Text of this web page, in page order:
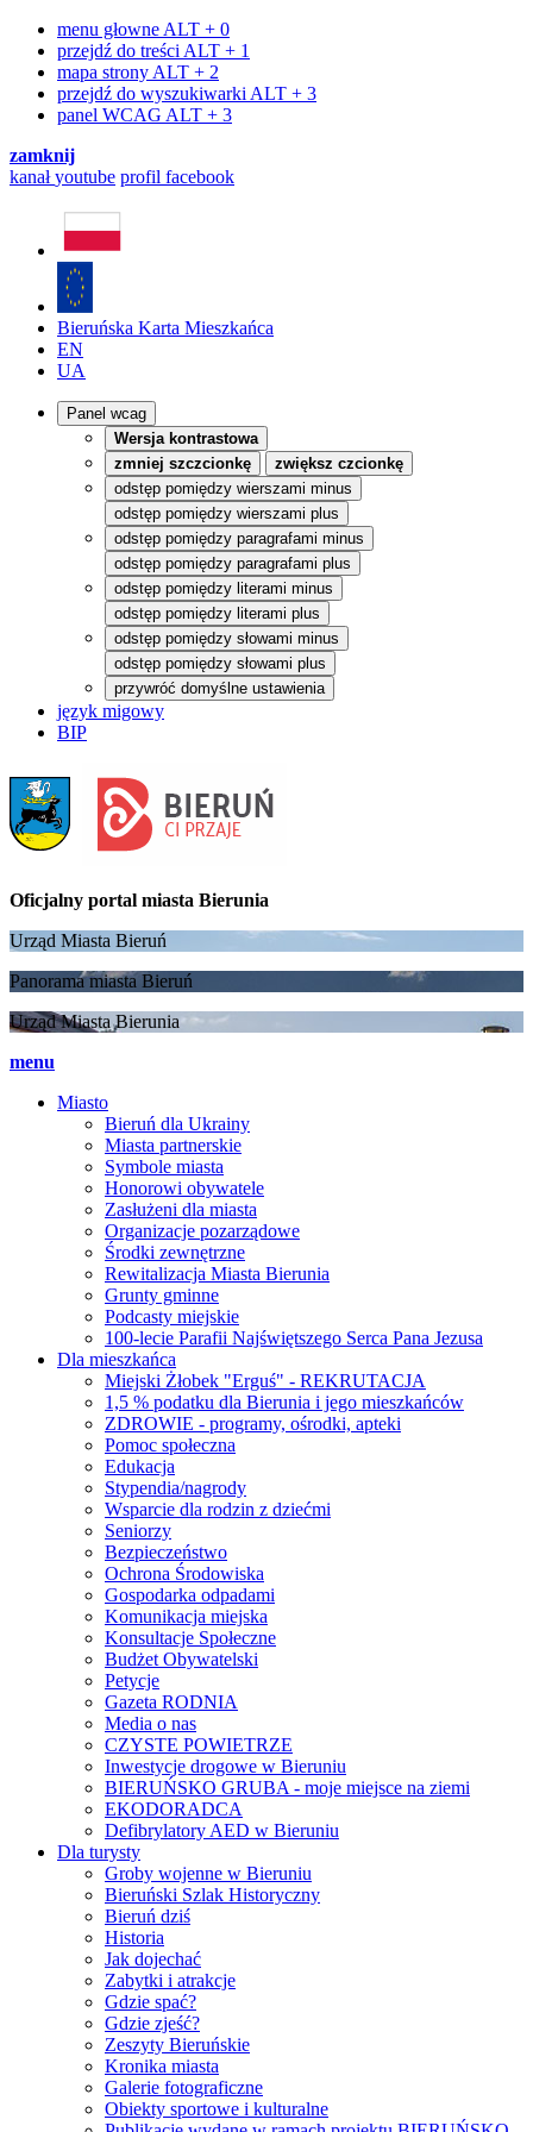
menu głowne ALT + 0
przejdź do treści ALT + 1
mapa strony ALT + 2
przejdź do wyszukiwarki ALT + 3
panel WCAG ALT + 3
zamknij
kanałyoutube profil facebook
Bieruńska Karta Mieszkańca
EN
UA
Panel wcag
Wersja kontrastowa
zmniej szczcionkę
zwiększ czcionkę
odstęp pomiędzy wierszami minus
odstęp pomiędzy wierszami plus
odstęp pomiędzy paragrafami minus
odstęp pomiędzy paragrafami plus
odstęp pomiędzy literami minus
odstęp pomiędzy literami plus
odstęp pomiędzy słowami minus
odstęp pomiędzy słowami plus
przywróć domyślne ustawienia
język migowy
BIP
Oficjalny portal miasta Bierunia
Urząd Miasta Bieruń
Panorama miasta Bieruń
Urząd Miasta Bierunia
menu
Miasto
Bieruń dla Ukrainy
Miasta partnerskie
Symbole miasta
Honorowi obywatele
Zasłużeni dla miasta
Organizacje pozarządowe
Środki zewnętrzne
Rewitalizacja Miasta Bierunia
Grunty gminne
Podcasty miejskie
100-lecie Parafii Najświętszego Serca Pana Jezusa
Dla mieszkańca
Miejski Żłobek "Erguś" - REKRUTACJA
1,5 % podatku dla Bierunia i jego mieszkańców
ZDROWIE - programy, ośrodki, apteki
Pomoc społeczna
Edukacja
Stypendia/nagrody
Wsparcie dla rodzin z dziećmi
Seniorzy
Bezpieczeństwo
Ochrona Środowiska
Gospodarka odpadami
Komunikacja miejska
Konsultacje Społeczne
Budżet Obywatelski
Petycje
Gazeta RODNIA
Media o nas
CZYSTE POWIETRZE
Inwestycje drogowe w Bieruniu
BIERUŃSKO GRUBA - moje miejsce na ziemi
EKODORADCA
Defibrylatory AED w Bieruniu
Dla turysty
Groby wojenne w Bieruniu
Bieruński Szlak Historyczny
Bieruń dziś
Historia
Jak dojechać
Zabytki i atrakcje
Gdzie spać?
Gdzie zjeść?
Zeszyty Bieruńskie
Kronika miasta
Galerie fotograficzne
Obiekty sportowe i kulturalne